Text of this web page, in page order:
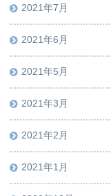
2021年7月
2021年6月
2021年5月
2021年3月
2021年2月
2021年1月